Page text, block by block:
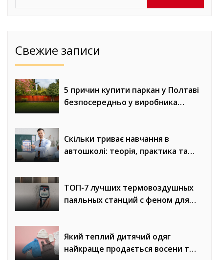
Свежие записи
5 причин купити паркан у Полтаві
безпосередньо у виробника
Скільки триває навчання в
автошколі: теорія, практика та
ТОП-7 лучших термовоздушных
паяльных станций с феном для
Який теплий дитячий одяг
найкраще продається восени та